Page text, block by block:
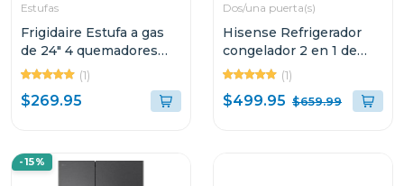
Estufas
Frigidaire Estufa a gas
de 24" 4 quemadores
horno multifuncion
fkgn24c3
(1)
$269.95
Dos/una puerta(s)
Hisense Refrigerador
congelador 2 en 1 de
13.6cuft inverter
fv140ns5a
(1)
$499.95 $659.99
-15%